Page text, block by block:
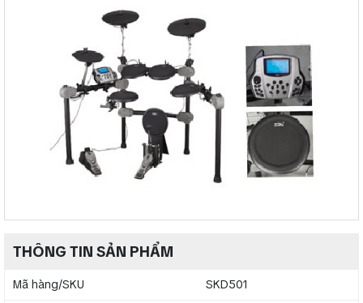
THÔNG TIN SẢN PHẨM
Mã hàng/SKU SKD501